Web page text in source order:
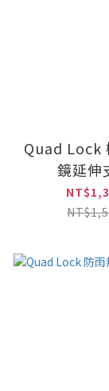
Quad Lock
鏡延伸